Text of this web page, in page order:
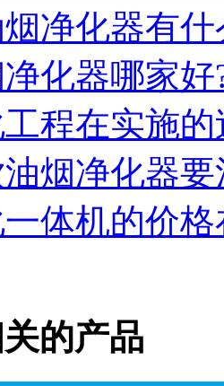
净化器有
化器哪家好
程在实施
烟净化器
体机的价
的产品